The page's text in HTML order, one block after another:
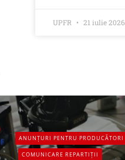
UPFR 21 iulie 2026
ANUNȚURI PENTRU PRODUCĂTORI
COMUNICARE REPARTIȚII